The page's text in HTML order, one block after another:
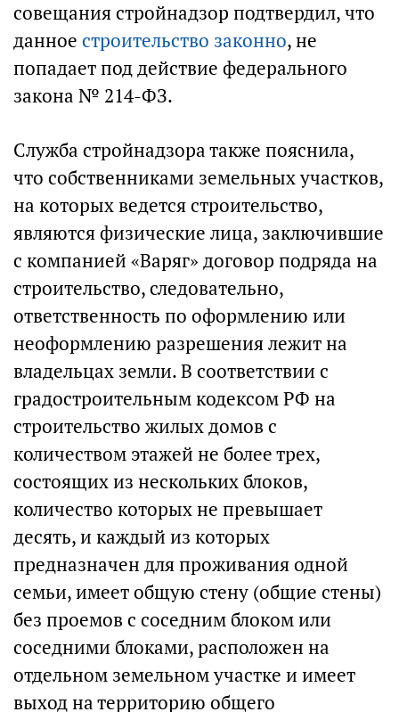
совещания стройнадзор подтвердил, что
данное строительство законно, не
попадает под действие федерального
закона № 214-ФЗ.
Служба стройнадзора также пояснила,
что собственниками земельных участков,
на которых ведется строительство,
являются физические лица, заключившие
с компанией «Варяг» договор подряда на
строительство, следовательно,
ответственность по оформлению или
неоформлению разрешения лежит на
владельцах земли. В соответствии с
градостроительным кодексом РФ на
строительство жилых домов с
количеством этажей не более трех,
состоящих из нескольких блоков,
количество которых не превышает
десять, и каждый из которых
предназначен для проживания одной
семьи, имеет общую стену (общие стены)
без проемов с соседним блоком или
соседними блоками, расположен на
отдельном земельном участке и имеет
выход на территорию общего